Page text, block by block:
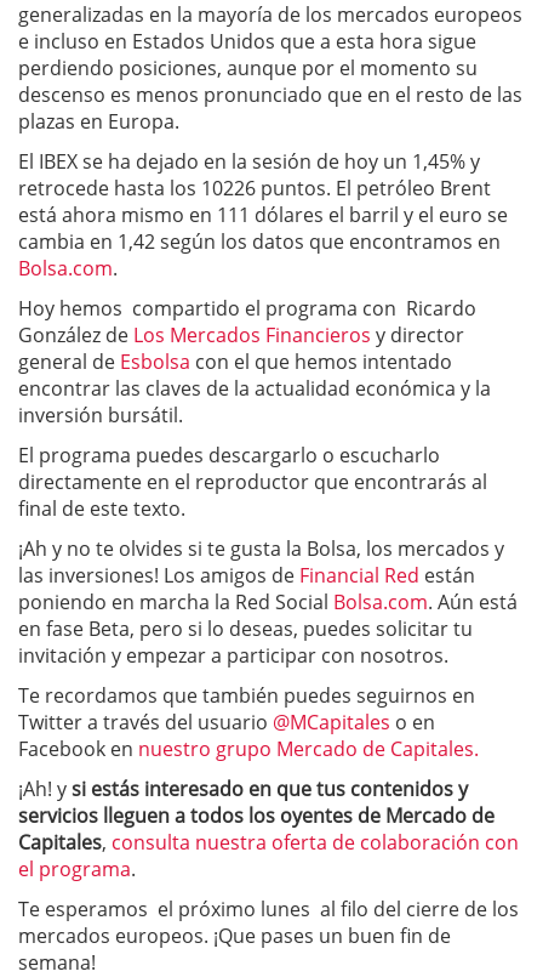
generalizadas en la mayoría de los mercados europeos
e incluso en Estados Unidos que a esta hora sigue
perdiendo posiciones, aunque por el momento su
descenso es menos pronunciado que en el resto de las
plazas en Europa.
El IBEX se ha dejado en la sesión de hoy un 1,45% y
retrocede hasta los 10226 puntos. El petróleo Brent
está ahora mismo en 111 dólares el barril y el euro se
cambia en 1,42 según los datos que encontramos en
Bolsa.com.
Hoy hemos compartido el programa con Ricardo
González de Los Mercados Financieros y director
general de Esbolsa con el que hemos intentado
encontrar las claves de la actualidad económica y la
inversión bursátil.
El programa puedes descargarlo o escucharlo
directamente en el reproductor que encontrarás al
final de este texto.
¡Ah y no te olvides si te gusta la Bolsa, los mercados y
las inversiones! Los amigos de Financial Red están
poniendo en marcha la Red Social Bolsa.com. Aún está
en fase Beta, pero si lo deseas, puedes solicitar tu
invitación y empezar a participar con nosotros.
Te recordamos que también puedes seguirnos en
Twitter a través del usuario @MCapitales o en
Facebook en nuestro grupo Mercado de Capitales.
¡Ah! ysi estás interesado en que tus contenidos y
servicios lleguen a todos los oyentes de Mercado de
Capitales, consulta nuestra oferta de colaboración con
el programa.
Te esperamos el próximo lunes al filo del cierre de los
mercados europeos. ¡Que pases un buen fin de
semana!